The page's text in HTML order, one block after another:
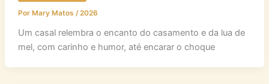
Por Mary Matos /2026
Um casal relembra o encanto do casamento e da lua de
mel, com carinho e humor, até encarar o choque